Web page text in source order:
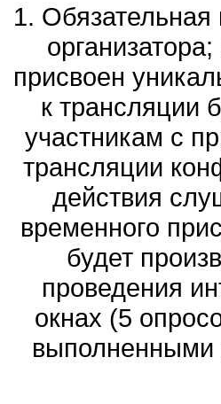
1. Обязательная
присвоен
к трансляции
участникам с
трансляции
действия
временного
будет
проведения
окнах (5
выполненными